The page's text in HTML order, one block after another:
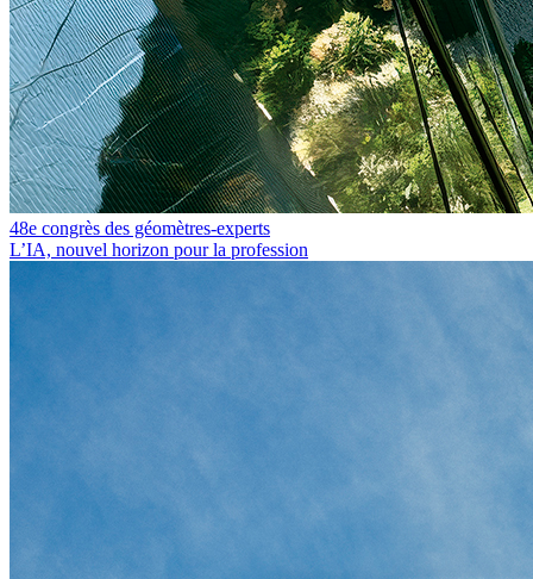
48e congrès des géomètres-experts
L’IA, nouvel horizon pour la profession